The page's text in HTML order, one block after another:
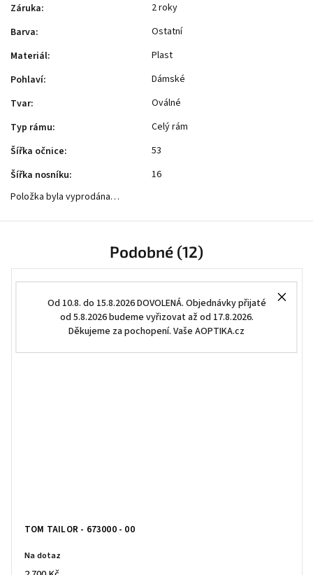
Od 10.8. do 15.8.2026 DOVOLENÁ. Objednávky přijaté
od 5.8.2026 budeme vyřizovat až od 17.8.2026.
Děkujeme za pochopení. Vaše AOPTIKA.cz
Záruka:
2 roky
Barva:
Ostatní
Materiál:
Plast
Pohlaví:
Dámské
Tvar:
Oválné
Typ rámu:
Celý rám
Šířka očnice:
53
Šířka nosníku:
16
Položka byla vyprodána…
Podobné (12)
TOM TAILOR - 673000 - 00
Na dotaz